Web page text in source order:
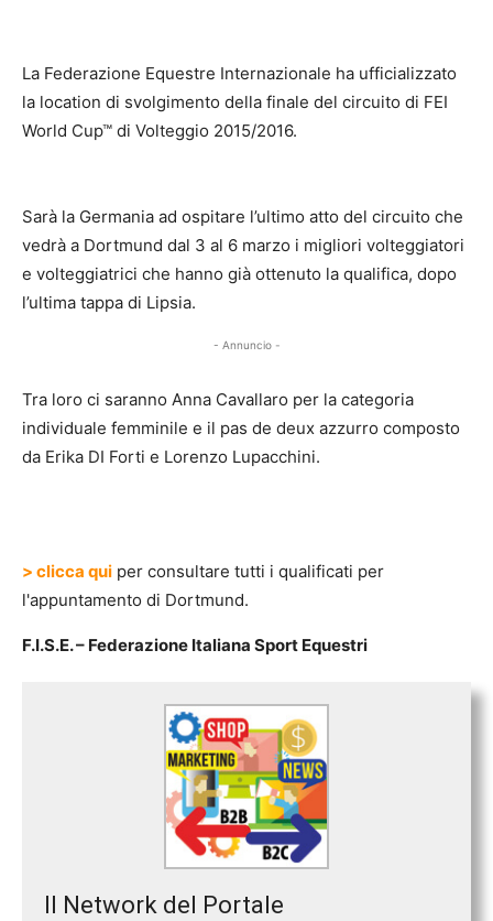
La Federazione Equestre Internazionale ha ufficializzato
la location di svolgimento della finale del circuito di FEI
World Cup™ di Volteggio 2015/2016.
Sarà la Germania ad ospitare l’ultimo atto del circuito che
vedrà a Dortmund dal 3 al 6 marzo i migliori volteggiatori
e volteggiatrici che hanno già ottenuto la qualifica, dopo
l’ultima tappa di Lipsia.
- Annuncio -
Tra loro ci saranno Anna Cavallaro per la categoria
individuale femminile e il pas de deux azzurro composto
da Erika DI Forti e Lorenzo Lupacchini.
> clicca qui per consultare tutti i qualificati per
l'appuntamento di Dortmund.
F.I.S.E. – Federazione Italiana Sport Equestri
Il Network del Portale